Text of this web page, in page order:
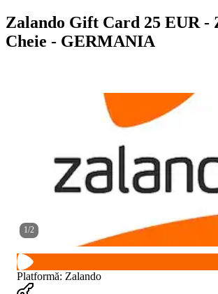
Zalando Gift Card 25 EUR -
Cheie - GERMANIA
1/2
Platformă: Zalando